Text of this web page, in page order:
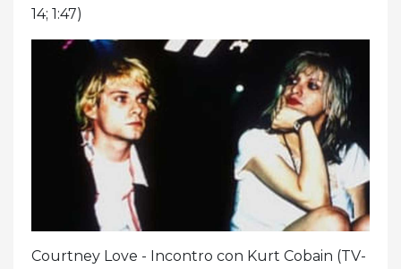
14; 1:47)
Courtney Love - Incontro con Kurt Cobain (TV-